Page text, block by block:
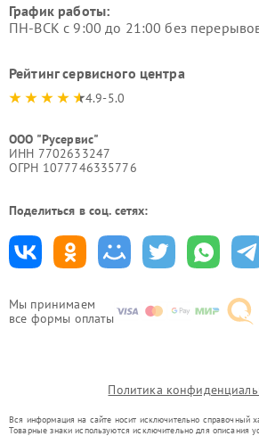
Мы принимаем
все формы оплаты
График работы:
ПН-ВСК с 9:00 до 21:00 без
Рейтинг сервисного центра
4.9-5.0
ООО "Русервис"
ИНН 7702633247
ОГРН 1077746335776
Поделиться в соц. сетях:
Политика
Вся информация на сайте носит исключительно справочный
Товарные знаки используются исключительно для описания